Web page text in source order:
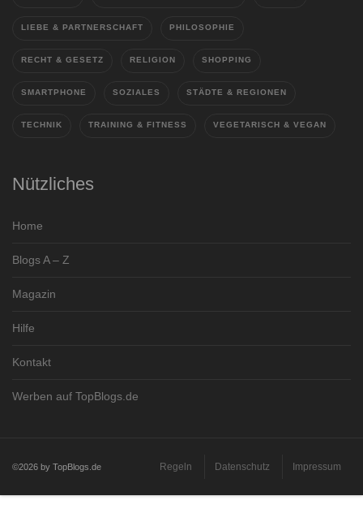
LIEBE & PARTNERSCHAFT PHILOSOPHIE
RECHT & GESETZ RELIGION SHOPPING
SMARTPHONE SOZIALES STÄDTE & REGIONEN
TECHNIK TRAINING & FITNESS VEGETARISCH & VEGAN
Nützliches
Home
Blogs A – Z
Magazin
Hilfe
Kontakt
Werben auf TopBlogs.de
©2026 by TopBlogs.de Regeln Datenschutz Impressum